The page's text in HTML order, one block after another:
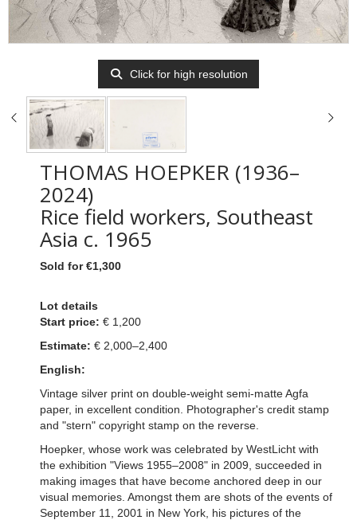
Click for high resolution
THOMAS HOEPKER (1936–
2024)
Rice field workers, Southeast
Asia c. 1965
Sold for €1,300
Lot details
Start price: € 1,200
Estimate: € 2,000–2,400
English:
Vintage silver print on double-weight semi-matte Agfa
paper, in excellent condition. Photographer's credit stamp
and "stern" copyright stamp on the reverse.
Hoepker, whose work was celebrated by WestLicht with
the exhibition "Views 1955–2008" in 2009, succeeded in
making images that have become anchored deep in our
visual memories. Amongst them are shots of the events of
September 11, 2001 in New York, his pictures of the